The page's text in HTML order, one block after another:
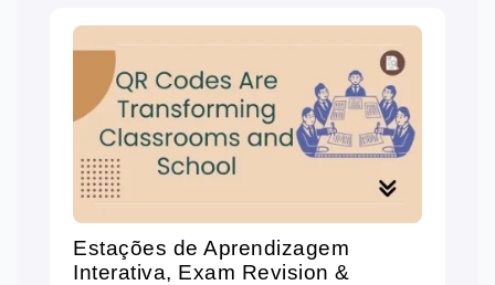
Estações de Aprendizagem
Interativa, Exam Revision &